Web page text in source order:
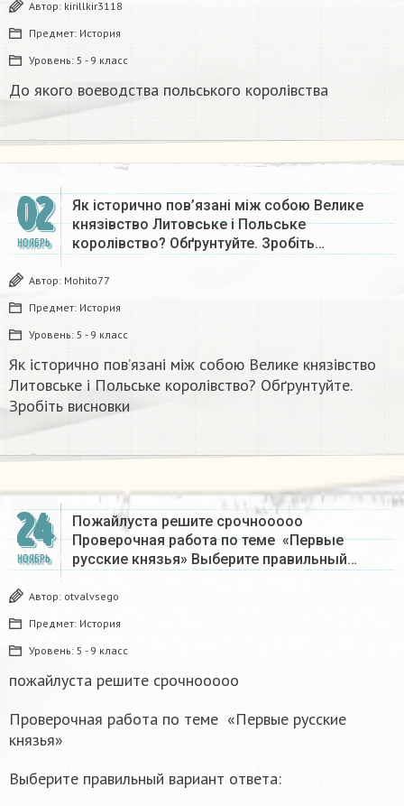
Автор: kirillkir3118
Предмет: История
Уровень: 5 - 9 класс
До якого воеводства польського королівства
02
НОЯБРЬ
Як історично пов’язані між собою Велике
князівство Литовське і Польське
королівство? Обґрунтуйте. Зробіть…
Автор: Mohito77
Предмет: История
Уровень: 5 - 9 класс
Як історично пов’язані між собою Велике князівство
Литовське і Польське королівство? Обґрунтуйте.
Зробіть висновки
24
НОЯБРЬ
Пожайлуста решите срочнооооо
Проверочная работа по теме «Первые
русские князья» Выберите правильный…
Автор: otvalvsego
Предмет: История
Уровень: 5 - 9 класс
пожайлуста решите срочнооооо
Проверочная работа по теме «Первые русские
князья»
Выберите правильный вариант ответа: